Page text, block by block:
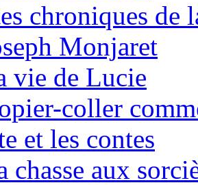
chroniques de
Monjaret
vie de Lucie
coller
et les contes
chasse aux